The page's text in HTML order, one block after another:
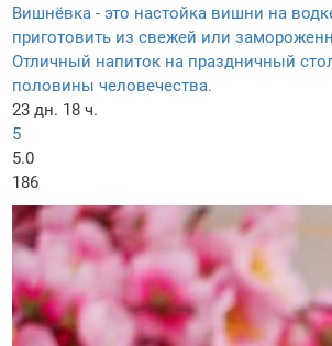
Вишнёвка - это настойка вишни на
приготовить из свежей или
Отличный напиток на праздничный
половины человечества.
23 дн. 18 ч.
5
5.0
186